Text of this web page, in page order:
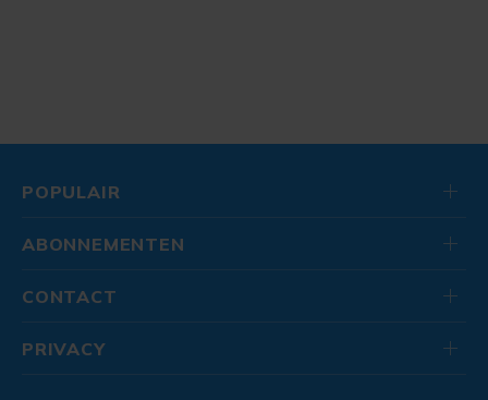
POPULAIR
ABONNEMENTEN
CONTACT
PRIVACY